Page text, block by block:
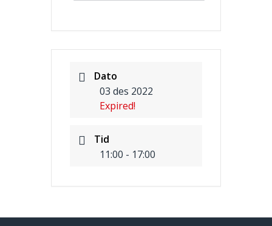
Dato
03 des 2022
Expired!
Tid
11:00 - 17:00